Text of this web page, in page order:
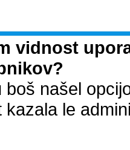
vidnost
boš našel
kazala le